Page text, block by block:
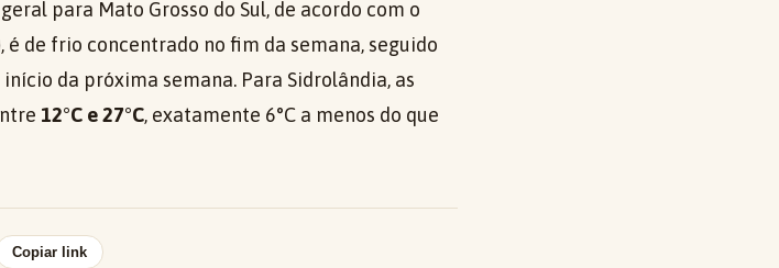
para Mato Grosso do Sul, de acordo com o
, é de frio concentrado no fim da semana, seguido
da próxima semana. Para Sidrolândia, as
12°C e 27°C, exatamente 6°C a menos do que
Copiar link